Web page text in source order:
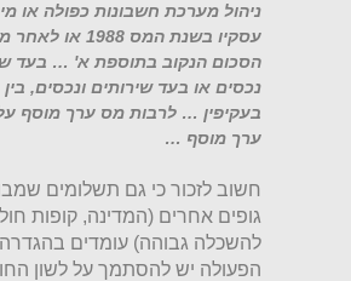
ניהול מערכת חשבונות כפולה או
עסקיו בשנת המס
הסכום הנקוב בתוספת א' … בעד
נכסים או בעד שירותים ונכסים, בין
בעקיפין … לרבות מס ערך מוסף
ערך מוסף …
חשוב לזכור כי גם תשלומים
גופים אחרים (המדינה, קופות
להשכלה גבוהה) עומדים
הפעולה יש להסתמך על לשון